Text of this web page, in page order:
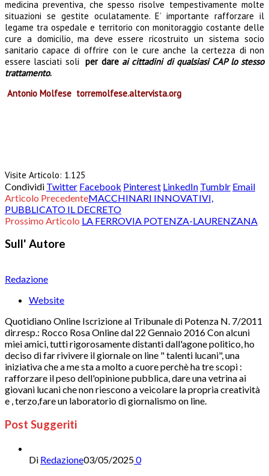
medicina preventiva, che spesso risolve tempestivamente molte
situazioni se gestite oculatamente. E’ importante rafforzare il
legame tra ospedale e territorio con monitoraggio costante delle
cure a domicilio, ma deve essere ricostruito un sistema socio
sanitario capace di offrire con le cure anche la certezza di non
essere lasciati soliper dareai cittadini di qualsiasi CAP lo stesso
trattamento.
Antonio Molfese torremolfese.altervista.org
Visite Articolo: 1.125
Condividi Twitter Facebook Pinterest LinkedIn Tumblr Email
Articolo PrecedenteMACCHINARI INNOVATIVI,
PUBBLICATO IL DECRETO
Prossimo Articolo LA FERROVIA POTENZA-LAURENZANA
Sull' Autore
Redazione
Website
Quotidiano Online Iscrizione al Tribunale di Potenza N. 7/2011
dir.resp.: Rocco Rosa Online dal 22 Gennaio 2016 Con alcuni
miei amici, tutti rigorosamente distanti dall'agone politico, ho
deciso di far rivivere il giornale on line " talenti lucani", una
iniziativa che a me sta a molto a cuore perchè ha tre scopi :
rafforzare il peso dell'opinione pubblica, dare una vetrina ai
giovani lucani che non riescono a veicolare la propria creatività
e , terzo,fare un laboratorio di giornalismo on line.
Post Suggeriti
Di Redazione03/05/20250